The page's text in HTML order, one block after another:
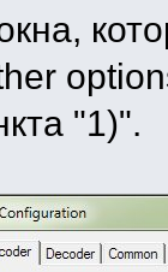
"1)".